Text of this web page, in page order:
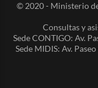
© 2020 - Ministerio
Consultas y
Sede CONTIGO: Av.
Sede MIDIS: Av.